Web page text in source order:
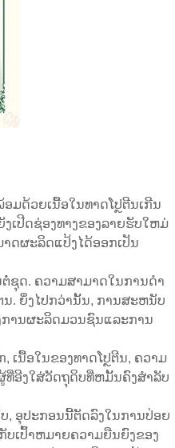
ມດ້ວຍເນື້ອໃນທາດໂປຼຕີນເກີນ
ເປີດຊ່ອງທາງຂອງລາຍຮັບໃຫມ່
ດຜະລິດແປ້ງໄດ້ອອກເປັນ
ຊຸດ. ຄວາມສາມາດໃນການດໍາ
. ຍິ່ງໄປກວ່ານັ້ນ, ການສະຫນັບ
ານຜະລິດມວນຊົນແລະການ
ນື້ອໃນຂອງທາດໂປຼຕີນ, ຄວາມ
ອີງໃສ່ວັດຖຸດິບທີ່ຫມັ້ນຄົງສໍາລັບ
, ອຸປະກອນນີ້ຕັດລົງໃນການປ່ອຍ
ເປົ້າຫມາຍຄວາມຍືນຍົງຂອງ